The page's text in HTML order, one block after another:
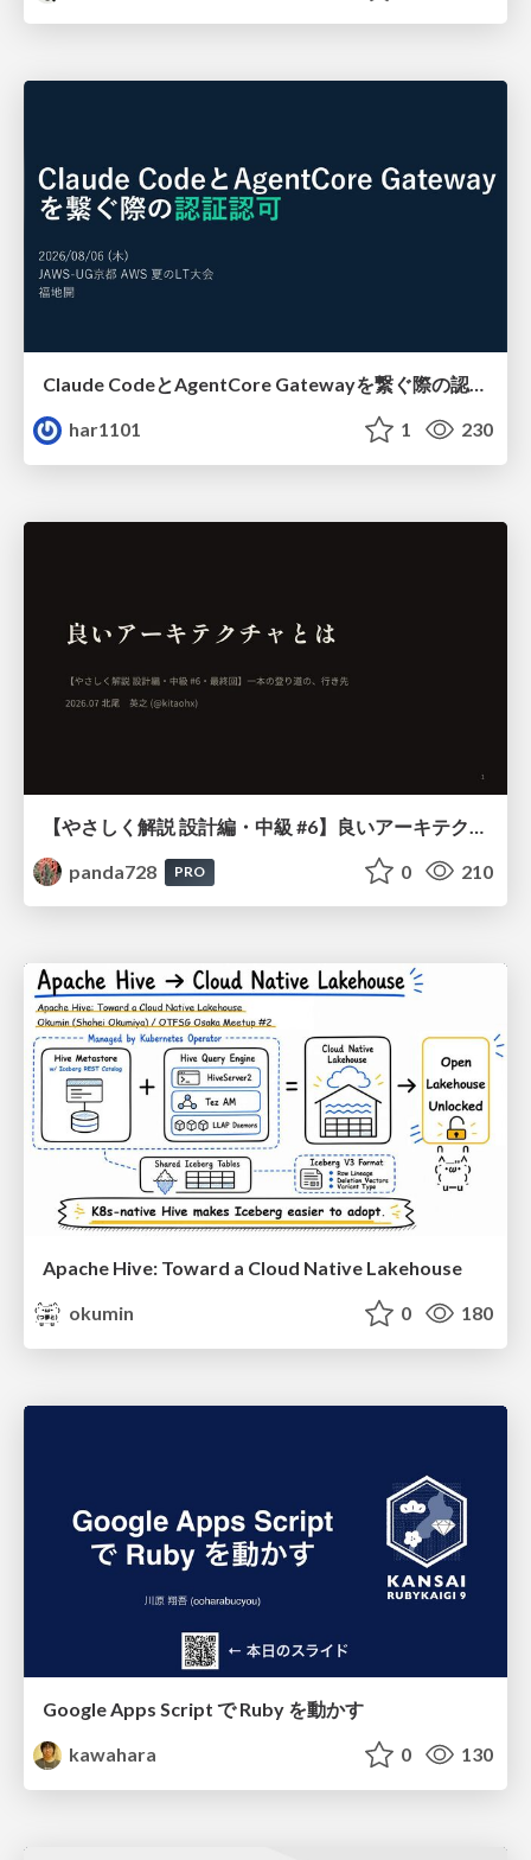
Claude CodeとAgentCore Gatewayを繋ぐ際の認証認可 / Authentication and authorization when connecting Claude Code with AgentCore Gateway
har1101
1 230
panda728
PRO 0 210
Apache Hive: Toward a Cloud Native Lakehouse
okumin
0 180
Google Apps Script で Ruby を動かす
kawahara
0 130